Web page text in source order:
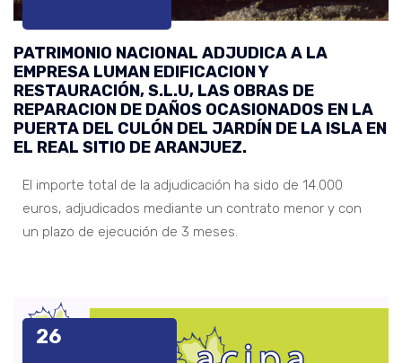
PATRIMONIO NACIONAL ADJUDICA A LA
EMPRESA LUMAN EDIFICACION Y
RESTAURACIÓN, S.L.U, LAS OBRAS DE
REPARACION DE DAÑOS OCASIONADOS EN LA
PUERTA DEL CULÓN DEL JARDÍN DE LA ISLA EN
EL REAL SITIO DE ARANJUEZ.
El importe total de la adjudicación ha sido de 14.000
euros, adjudicados mediante un contrato menor y con
un plazo de ejecución de 3 meses.
26